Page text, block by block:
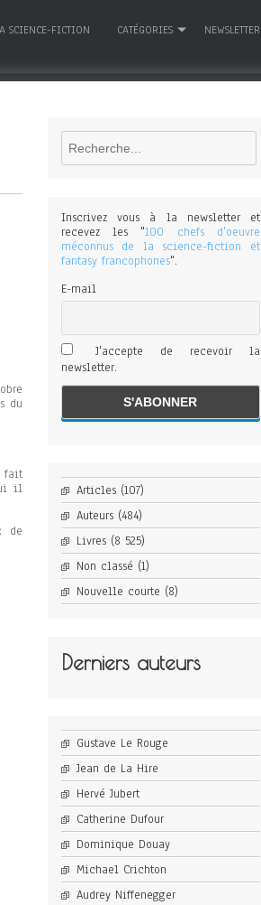
SCIENCE-FICTION CATÉGORIES NEWSLETTER
du
fait
il
de
Rechercher
Inscrivez vous à la newsletter et
recevez les "100 chefs d'oeuvre
méconnus de la science-fiction et
fantasy francophones".
E-mail
J'accepte de recevoir la
newsletter.
Articles(107)
Auteurs(484)
Livres(8 525)
Non classé (1)
Nouvelle courte (8)
Derniers auteurs
Gustave Le Rouge
Jean de La Hire
Hervé Jubert
Catherine Dufour
Dominique Douay
Michael Crichton
Audrey Niffenegger